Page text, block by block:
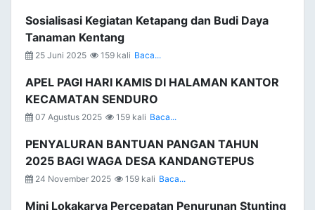
Sosialisasi Kegiatan Ketapang dan Budi Daya
Tanaman Kentang
25 Juni 2025 159 kali Baca...
APEL PAGI HARI KAMIS DI HALAMAN KANTOR
KECAMATAN SENDURO
07 Agustus 2025 159 kali Baca...
PENYALURAN BANTUAN PANGAN TAHUN
2025 BAGI WAGA DESA KANDANGTEPUS
24 November 2025 159 kali Baca...
Mini Lokakarya Percepatan Penurunan Stunting